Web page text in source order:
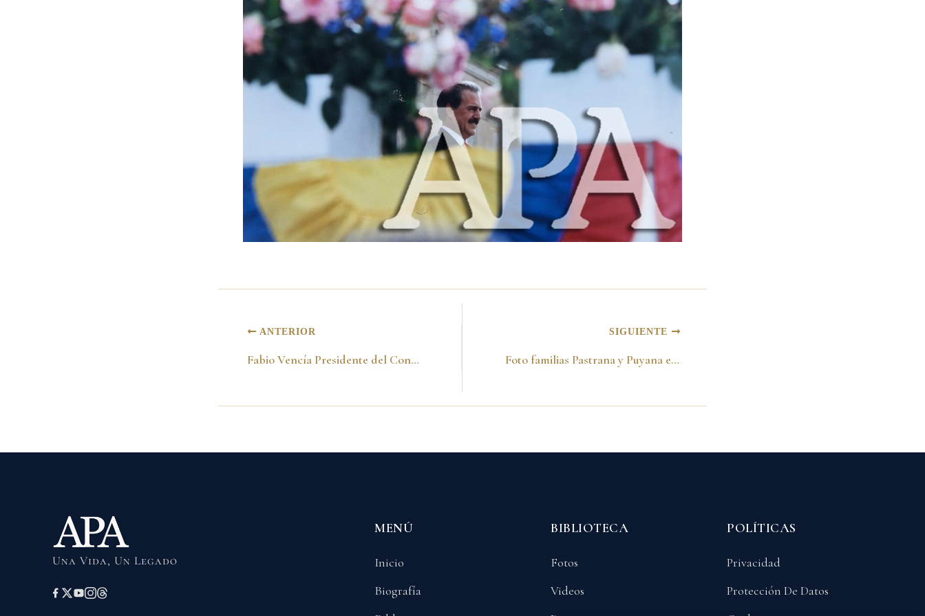
ANTERIOR
Fabio Vencía Presidente del Congreso me impone la banda presidencial en la Plaza de Bolívar. Bogotá, Agosto 7, 1998
SIGUIENTE
Foto familias Pastrana y Puyana en Plaza de Bolívar. Bogotá, Agosto 7, 1998
Una Vida, Un Legado
MENÚ
Inicio
Biografía
BIBLIOTECA
Fotos
Videos
POLÍTICAS
Privacidad
Protección De Datos